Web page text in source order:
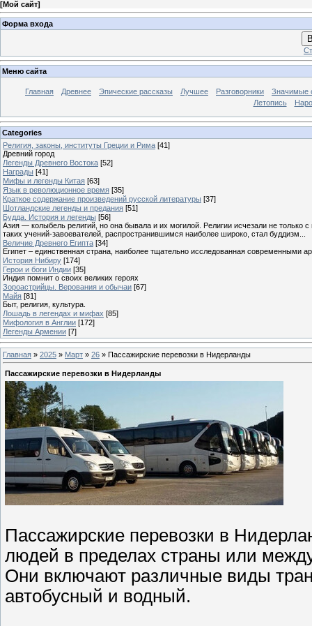
[Мой сайт]
Форма входа
Меню сайта
Главная Древнее Эпические рассказы Лучшее Разговорники
Значимые
Летопись
Categories
Религия, законы, институты Греции и Рима [41]
Древний город
Легенды Древнего Востока [52]
Награды [41]
Мифы и легенды Китая [63]
Язык в революционное время [35]
Краткое содержание произведений русской литературы [37]
Шотландские легенды и предания [51]
Будда. История и легенды [56]
Азия — колыбель религий, но она бывала и их могилой. Религии исчезали не
таких учений-завоевателей, распространившимся наиболее широко, стал буддизм...
Величие Древнего Египта [34]
Египет – единственная страна, наиболее тщательно исследованная современными
История Нибиру [174]
Герои и боги Индии [35]
Индия помнит о своих великих героях
Зороастрийцы. Верования и обычаи [67]
Майя [81]
Быт, религия, культура.
Лошадь в легендах и мифах [85]
Мифология в Англии [172]
Легенды Армении [7]
Главная » 2025 » Март » 26 » Пассажирские перевозки в Нидерланды
Пассажирские перевозки в Нидерланды
Пассажирские перевозки в
людей в пределах страны или
Они включают различные виды
автобусный и водный.